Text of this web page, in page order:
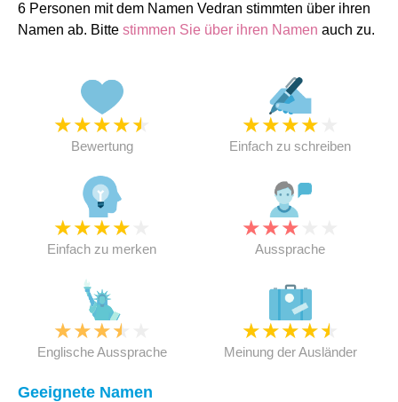
6 Personen mit dem Namen Vedran stimmten über ihren
Namen ab. Bitte stimmen Sie über ihren Namen auch zu.
★★★★★
Bewertung
★★★★
Einfach zu schreiben
★★★★
Einfach zu merken
★★★
Aussprache
★★★★
Englische Aussprache
★★★★★
Meinung der Ausländer
Geeignete Namen